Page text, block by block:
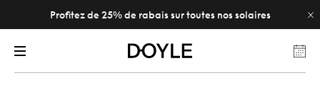
Profitez de 25% de rabais sur toutes nos solaires